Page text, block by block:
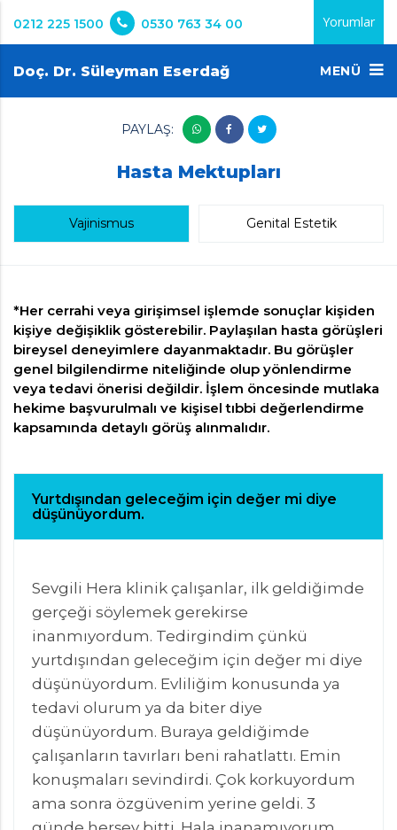
0212 225 1500 0530 763 34 00 Yorumlar
Doç. Dr. Süleyman Eserdağ MENÜ
PAYLAŞ:
Hasta Mektupları
Vajinismus Genital Estetik
*Her cerrahi veya girişimsel işlemde sonuçlar kişiden
kişiye değişiklik gösterebilir. Paylaşılan hasta görüşleri
bireysel deneyimlere dayanmaktadır. Bu görüşler
genel bilgilendirme niteliğinde olup yönlendirme
veya tedavi önerisi değildir. İşlem öncesinde mutlaka
hekime başvurulmalı ve kişisel tıbbi değerlendirme
kapsamında detaylı görüş alınmalıdır.
Yurtdışından geleceğim için değer mi diye
düşünüyordum.
Sevgili Hera klinik çalışanlar, ilk geldiğimde
gerçeği söylemek gerekirse
inanmıyordum. Tedirgindim çünkü
yurtdışından geleceğim için değer mi diye
düşünüyordum. Evliliğim konusunda ya
tedavi olurum ya da biter diye
düşünüyordum. Buraya geldiğimde
çalışanların tavırları beni rahatlattı. Emin
konuşmaları sevindirdi. Çok korkuyordum
ama sonra özgüvenim yerine geldi. 3